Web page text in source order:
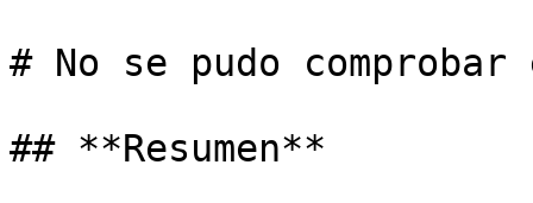
# No se pudo
## **Resumen**